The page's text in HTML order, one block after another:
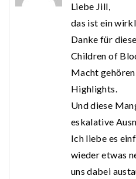
Liebe Jill,
das ist ein
Danke für
Children of
Macht gehören
Highlights.
Und diese
eskalative
Ich liebe es
wieder etwas
uns dabei